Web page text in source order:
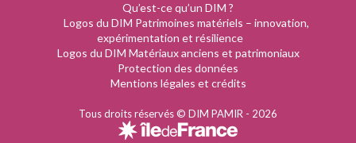
Qu’est-ce qu’un DIM ?
Logos du DIM Patrimoines matériels – innovation,
expérimentation et résilience
Logos du DIM Matériaux anciens et patrimoniaux
Protection des données
Mentions légales et crédits
Tous droits réservés © DIM PAMIR - 2026